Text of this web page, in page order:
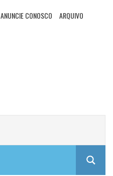
ANUNCIE CONOSCO ARQUIVO